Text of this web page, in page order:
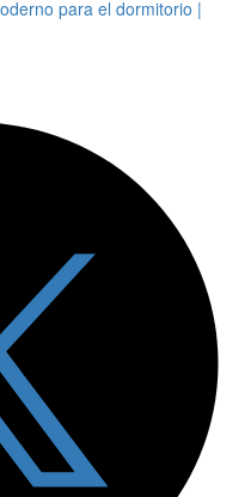
para el dormitorio |